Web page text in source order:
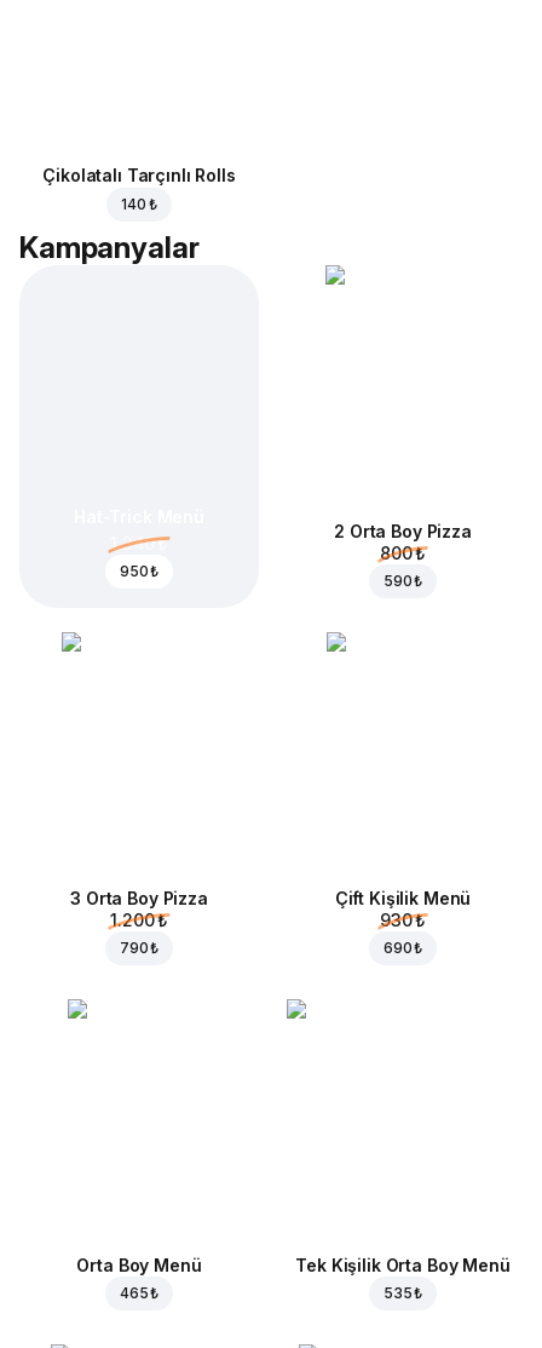
Çikolatalı Tarçınlı Rolls
140 ₺
Kampanyalar
1.340 ₺
950 ₺
2 Orta Boy Pizza
800 ₺
590 ₺
3 Orta Boy Pizza
1.200 ₺
790 ₺
Çift Kişilik Menü
930 ₺
690 ₺
Orta Boy Menü
465 ₺
Tek Kişilik Orta Boy Menü
535 ₺